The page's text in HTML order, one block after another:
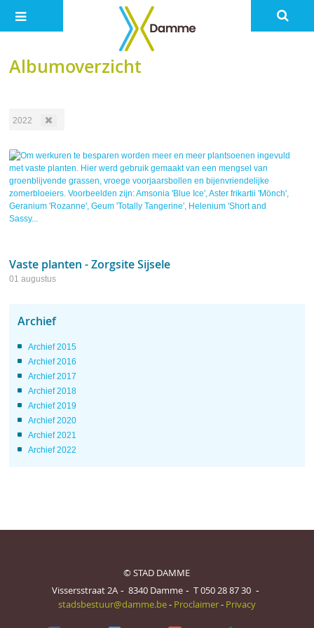
Albumoverzicht
2022
Vaste planten - Zorgsite Sijsele
01 augustus
Archief
Archief 2015
Archief 2016
Archief 2017
Archief 2018
Archief 2019
Archief 2020
Archief 2021
Archief 2022
© STAD DAMME
Vissersstraat 2A
8340 Damme T050 28 87 30
stadsbestuur@damme.be- Proclaimer- Privacy